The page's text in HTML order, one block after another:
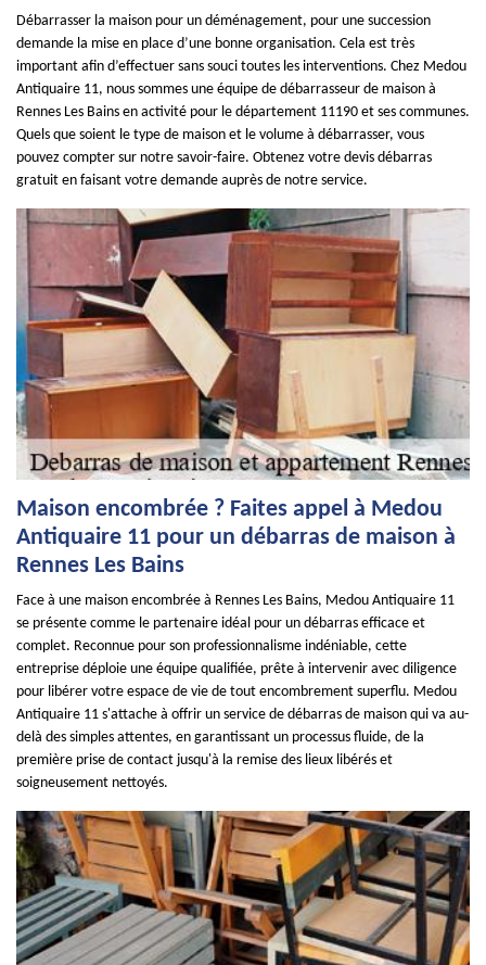
Débarrasser la maison pour un déménagement, pour une succession
demande la mise en place d’une bonne organisation. Cela est très
important afin d’effectuer sans souci toutes les interventions. Chez Medou
Antiquaire 11, nous sommes une équipe de débarrasseur de maison à
Rennes Les Bains en activité pour le département 11190 et ses communes.
Quels que soient le type de maison et le volume à débarrasser, vous
pouvez compter sur notre savoir-faire. Obtenez votre devis débarras
gratuit en faisant votre demande auprès de notre service.
Maison encombrée ? Faites appel à Medou
Antiquaire 11 pour un débarras de maison à
Rennes Les Bains
Face à une maison encombrée à Rennes Les Bains, Medou Antiquaire 11
se présente comme le partenaire idéal pour un débarras efficace et
complet. Reconnue pour son professionnalisme indéniable, cette
entreprise déploie une équipe qualifiée, prête à intervenir avec diligence
pour libérer votre espace de vie de tout encombrement superflu. Medou
Antiquaire 11 s'attache à offrir un service de débarras de maison qui va au-
delà des simples attentes, en garantissant un processus fluide, de la
première prise de contact jusqu'à la remise des lieux libérés et
soigneusement nettoyés.